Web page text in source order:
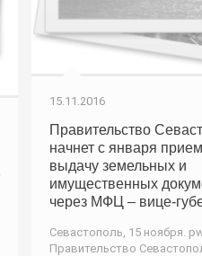
15.11.2016
Правительство
начнет с января
выдачу земельных и
имущественных
через МФЦ – вице-
Севастополь, 15 ноября.
Правительство